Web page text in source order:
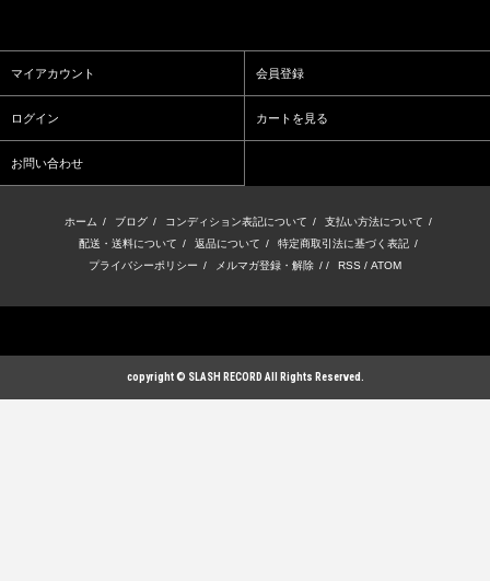
マイアカウント 会員登録
ログイン カートを見る
お問い合わせ
ホーム / ブログ / コンディション表記について / 支払い方法について /
配送・送料について / 返品について / 特定商取引法に基づく表記 /
プライバシーポリシー / メルマガ登録・解除 / / RSS / ATOM
copyright © SLASH RECORD All Rights Reserved.